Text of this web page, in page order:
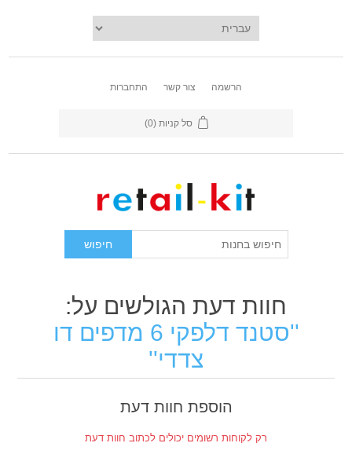
הרשמה צור קשר התחברות
סל קניות (0)
חוות דעת הגולשים על:
סטנד דלפקי 6 מדפים דו
צדדי
הוספת חוות דעת
רק לקוחות רשומים יכולים לכתוב חוות דעת